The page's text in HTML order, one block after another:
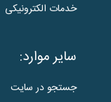
خدمات الکترونیکی
سایر موارد:
جستجو در سایت